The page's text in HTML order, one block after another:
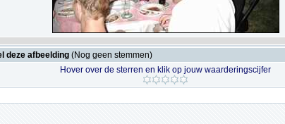
deze afbeelding (Nog geen stemmen)
Hover over de sterren en klik op jouw waarderingscijfer